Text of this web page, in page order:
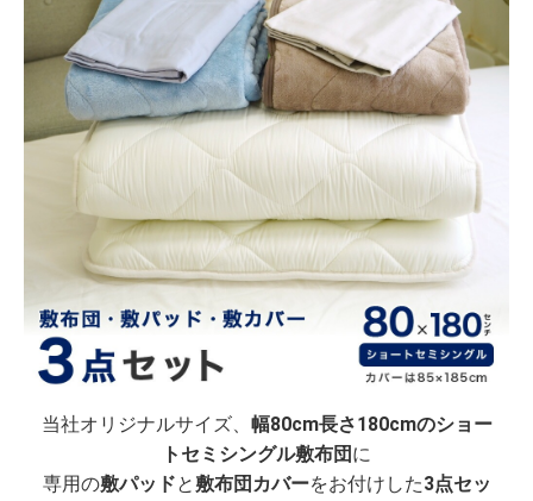
当社オリジナルサイズ、 幅80cm長さ180cmのショー
トセミシングル敷布団 に
専用の敷パッドと 敷布団カバーをお付けした3点セッ